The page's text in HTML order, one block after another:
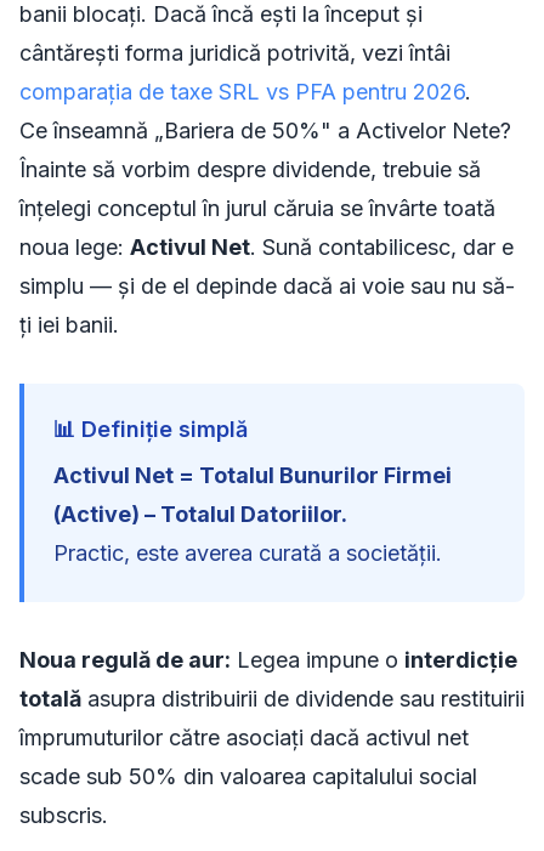
banii blocați. Dacă încă ești la început și
cântărești forma juridică potrivită, vezi întâi
comparația de taxe SRL vs PFA pentru 2026.
Ce înseamnă „Bariera de 50%" a Activelor Nete?
Înainte să vorbim despre dividende, trebuie să
înțelegi conceptul în jurul căruia se învârte toată
noua lege: Activul Net. Sună contabilicesc, dar e
simplu — și de el depinde dacă ai voie sau nu să-
ți iei banii.
📊 Definiție simplă
Activul Net = Totalul Bunurilor Firmei
(Active) – Totalul Datoriilor.
Practic, este averea curată a societății.
Noua regulă de aur: Legea impune o interdicție
totală asupra distribuirii de dividende sau restituirii
împrumuturilor către asociați dacă activul net
scade sub 50% din valoarea capitalului social
subscris.